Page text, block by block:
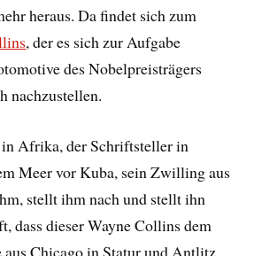
heraus. Da findet sich zum
, der es sich zur Aufgabe
des Nobelpreisträgers
nachzustellen.
Afrika, der Schriftsteller in
Meer vor Kuba, sein Zwilling aus
stellt ihm nach und stellt ihn
dass dieser Wayne Collins dem
Chicago in Statur und Antlitz